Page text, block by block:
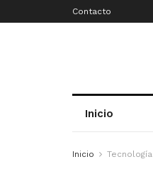
Contacto
Inicio
Inicio Tecnología